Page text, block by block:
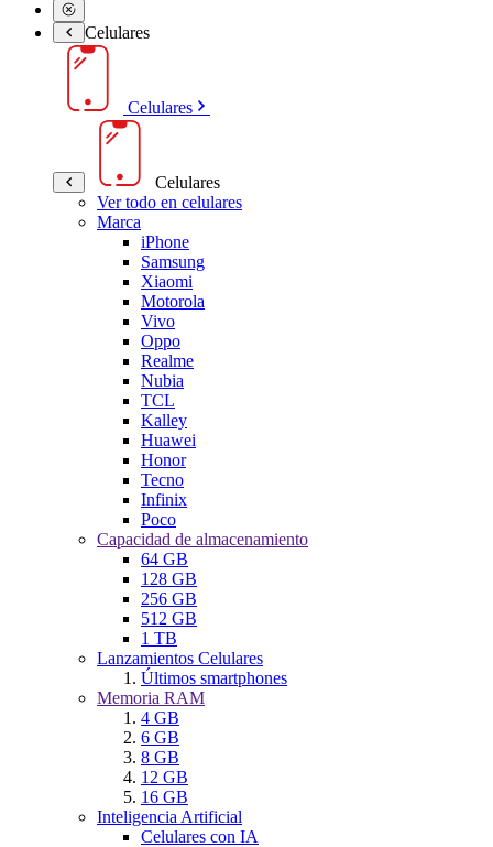
Celulares
Celulares
Celulares
Ver todo en celulares
Marca
iPhone
Samsung
Xiaomi
Motorola
Vivo
Oppo
Realme
Nubia
TCL
Kalley
Huawei
Honor
Tecno
Infinix
Poco
Capacidad de almacenamiento
64 GB
128 GB
256 GB
512 GB
1 TB
Lanzamientos Celulares
Últimos smartphones
Memoria RAM
4 GB
6 GB
8 GB
12 GB
16 GB
Inteligencia Artificial
Celulares con IA